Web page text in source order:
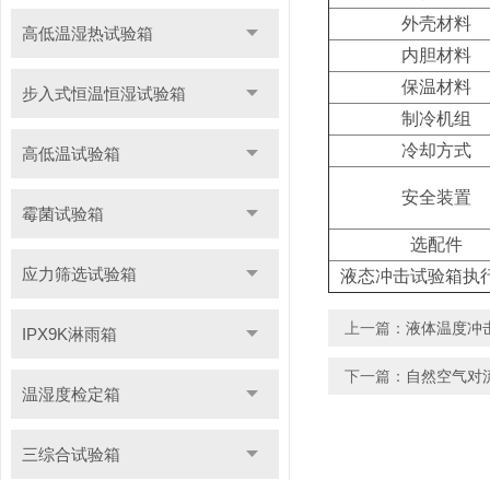
高低温湿热试验箱
步入式恒温恒湿试验箱
高低温试验箱
霉菌试验箱
应力筛选试验箱
IPX9K淋雨箱
温湿度检定箱
三综合试验箱
外壳材料
内胆材料
保温材料
制冷机组
冷却方式
安全装置
选配件
液态冲击试验箱执
上一篇： 液体温度冲
下一篇： 自然空气对